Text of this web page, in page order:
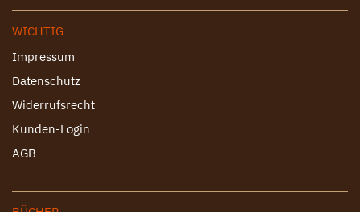
WICHTIG
Impressum
Datenschutz
Widerrufsrecht
Kunden-Login
AGB